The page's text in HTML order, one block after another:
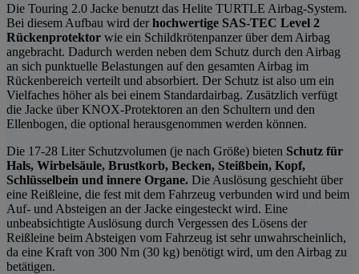
Die Touring 2.0 Jacke benutzt das Helite TURTLE Airbag-System.
Bei diesem Aufbau wird derhochwertige SAS-TEC Level 2
Rückenprotektor wie ein Schildkrötenpanzer über dem Airbag
angebracht. Dadurch werden neben dem Schutz durch den Airbag
an sich punktuelle Belastungen auf den gesamten Airbag im
Rückenbereich verteilt und absorbiert. Der Schutz ist also um ein
Vielfaches höher als bei einem Standardairbag. Zusätzlich verfügt
die Jacke über KNOX-Protektoren an den Schultern und den
Ellenbogen, die optional herausgenommen werden können.
Die 17-28 Liter Schutzvolumen (je nach Größe) bieten Schutz für
Hals, Wirbelsäule, Brustkorb, Becken, Steißbein, Kopf,
Schlüsselbein und innere Organe. Die Auslösung geschieht über
eine Reißleine, die fest mit dem Fahrzeug verbunden wird und beim
Auf- und Absteigen an der Jacke eingesteckt wird. Eine
unbeabsichtigte Auslösung durch Vergessen des Lösens der
Reißleine beim Absteigen vom Fahrzeug ist sehr unwahrscheinlich,
da eine Kraft von 300 Nm (30 kg) benötigt wird, um den Airbag zu
betätigen.